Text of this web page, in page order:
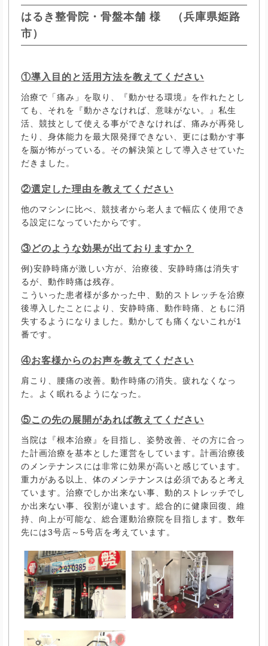
はるき整骨院・骨盤本舗 様 （兵庫県姫路
市）
①導入目的と活用方法を教えてください
治療で「痛み」を取り、『動かせる環境』を作れたとし
ても、それを『動かさなければ、意味がない。』私生
活、競技として使える事ができなければ、痛みが再発し
たり、身体能力を最大限発揮できない、更には動かす事
を脳が怖がっている。その解決策として導入させていた
だきました。
②選定した理由を教えてください
他のマシンに比べ、競技者から老人まで幅広く使用でき
る設定になっていたからです。
③どのような効果が出ておりますか？
例)安静時痛が激しい方が、治療後、安静時痛は消失す
るが、動作時痛は残存。
こういった患者様が多かった中、動的ストレッチを治療
後導入したことにより、安静時痛、動作時痛、ともに消
失するようになりました。動かしても痛くないこれが1
番です。
④お客様からのお声を教えてください
肩こり、腰痛の改善。動作時痛の消失。疲れなくなっ
た。よく眠れるようになった。
⑤この先の展開があれば教えてください
当院は『根本治療』を目指し、姿勢改善、その方に合っ
た計画治療を基本とした運営をしています。計画治療後
のメンテナンスには非常に効果が高いと感じています。
重力がある以上、体のメンテナンスは必須であると考え
ています。治療でしか出来ない事、動的ストレッチでし
か出来ない事、役割が違います。総合的に健康回復、維
持、向上が可能な、総合運動治療院を目指します。数年
先には3号店～5号店を考えています。